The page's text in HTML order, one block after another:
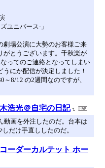
ユニバース-」
劇場公演に大勢のお客様ご来
がとうございます。千秋楽が
ってのご連絡となってしまい
うにか配信が決定しました！
～8/12 の2週間なのですが、
浩光＠自宅の日記
動画を外注したのだ。台本は
だけ手直ししたのだ。
ーダーカルテット ホー